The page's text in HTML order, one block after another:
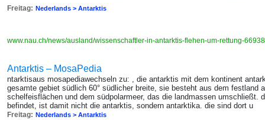
Freitag: Nederlands > Antarktis
www.nau.ch/news/ausland/wissenschaftler-in-antarktis-flehen-um-rettung-
Antarktis – MosaPedia
ntarktisaus mosapediawechseln zu: , die antarktis mit dem kontinent
gesamte gebiet südlich 60° südlicher breite, sie besteht aus dem festland
schelfeisflächen und dem südpolarmeer, das die landmassen umschließt.
befindet, ist damit nicht die antarktis, sondern antarktika. die sind dort u
Freitag: Nederlands > Antarktis